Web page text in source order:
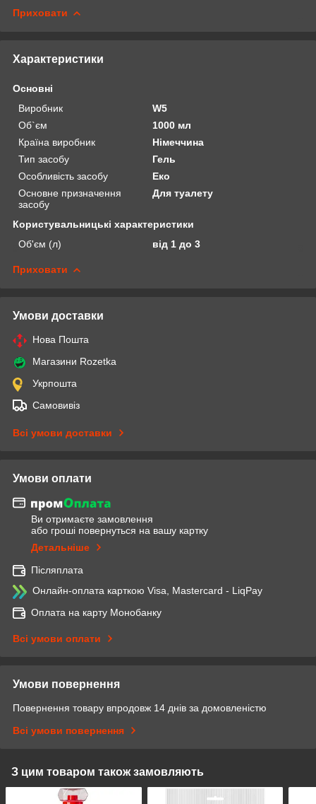
Приховати
Характеристики
Основні
Виробник
W5
Об`єм
1000 мл
Країна виробник
Німеччина
Тип засобу
Гель
Особливість засобу
Еко
Основне призначення
засобу
Для туалету
Користувальницькі характеристики
Об'єм (л)
від 1 до 3
Приховати
Умови доставки
Нова Пошта
Магазини Rozetka
Укрпошта
Самовивіз
Всі умови доставки
Умови оплати
Ви отримаєте замовлення
або гроші повернуться на вашу картку
Детальніше
Післяплата
Онлайн-оплата карткою Visa, Mastercard - LiqPay
Оплата на карту Монобанку
Всі умови оплати
Умови повернення
Повернення товару впродовж 14 днів за домовленістю
Всі умови повернення
З цим товаром також замовляють